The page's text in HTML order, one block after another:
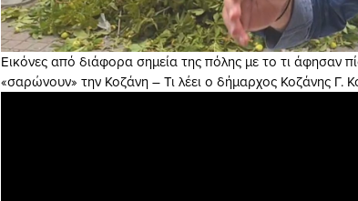
Εικόνες από διάφορα σημεία της πόλης με το τι άφησαν
«σαρώνουν» την Κοζάνη – Τι λέει ο δήμαρχος Κοζάνης Γ.